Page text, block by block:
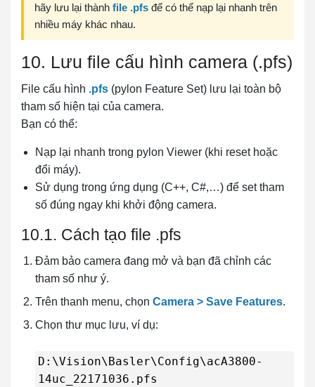
hãy lưu lại thành file .pfs để có thể nạp lại nhanh trên
nhiều máy khác nhau.
10. Lưu file cấu hình camera (.pfs)
File cấu hình .pfs (pylon Feature Set) lưu lại toàn bộ
tham số hiện tại của camera.
Bạn có thể:
Nạp lại nhanh trong pylon Viewer (khi reset hoặc
đổi máy).
Sử dụng trong ứng dụng (C++, C#,…) để set tham
số đúng ngay khi khởi động camera.
10.1. Cách tạo file .pfs
Đảm bảo camera đang mở và bạn đã chỉnh các
tham số như ý.
Trên thanh menu, chọn Camera > Save Features.
Chọn thư mục lưu, ví dụ:
D:\Vision\Basler\Config\acA3800-
14uc_22171036.pfs